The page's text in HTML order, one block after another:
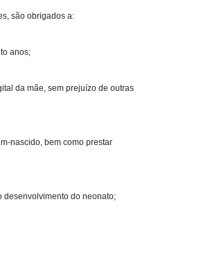
são obrigados a:
anos;
da mãe, sem prejuízo de outras
nascido, bem como prestar
do neonato;